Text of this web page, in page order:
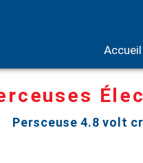
Accueil
Persceuse 4.8 volt